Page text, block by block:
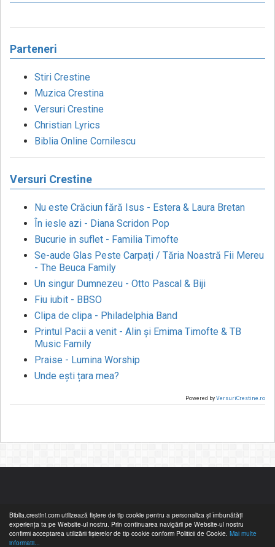
Biblia.crestini.com utilizează fişiere de tip cookie pentru a personaliza și îmbunătăți
experiența ta pe Website-ul nostru. Prin continuarea navigării pe Website-ul nostru
confirmi acceptarea utilizării fişierelor de tip cookie conform Politicii de Cookie. Mai multe
informatii...
Parteneri
Stiri Crestine
Muzica Crestina
Versuri Crestine
Christian Lyrics
Biblia Online Cornilescu
Versuri Crestine
Nu este Crăciun fără Isus - Estera & Laura Bretan
În iesle azi - Diana Scridon Pop
Bucurie in suflet - Familia Timofte
Se-aude Glas Peste Carpați / Tăria Noastră Fii Mereu
- The Beuca Family
Un singur Dumnezeu - Otto Pascal & Biji
Fiu iubit - BBSO
Clipa de clipa - Philadelphia Band
Printul Pacii a venit - Alin și Emima Timofte & TB
Music Family
Praise - Lumina Worship
Unde ești țara mea?
Powered by VersuriCrestine.ro